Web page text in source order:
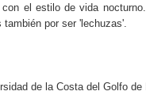
el estilo de vida
por ser 'lechuzas'.
de la Costa del Golfo